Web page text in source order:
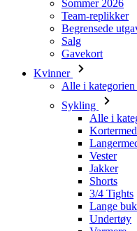
Kvinner
Alle i kategorien
Sykling
Alle i
Vester
Jakker
Shorts
3/4 Tights
Lange
Undertøy
Varmere
Caps
Hansker
Sokker
Tilbehør